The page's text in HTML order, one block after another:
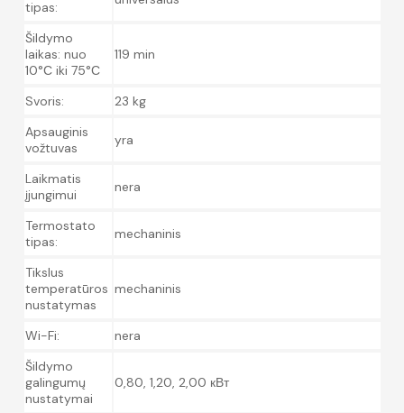
tipas:
Šildymo
laikas: nuo
10°С iki 75°С
119 min
Svoris:
23 kg
Apsauginis
vožtuvas
yra
Laikmatis
įjungimui
nera
Termostato
tipas:
mechaninis
Tikslus
temperatūros
nustatymas
mechaninis
Wi-Fi:
nera
Šildymo
galingumų
nustatymai
0,80, 1,20, 2,00 кВт